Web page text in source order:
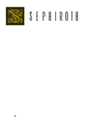
ホーム